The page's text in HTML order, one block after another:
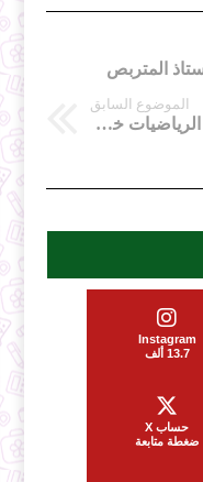
المتربص
الموضوع السابق
تمارين للعطل في اللغة العربية و الرياضيات خامسة ابتدائي
Instagram
13.7 ألف
حساب X
ضغطة متابعة